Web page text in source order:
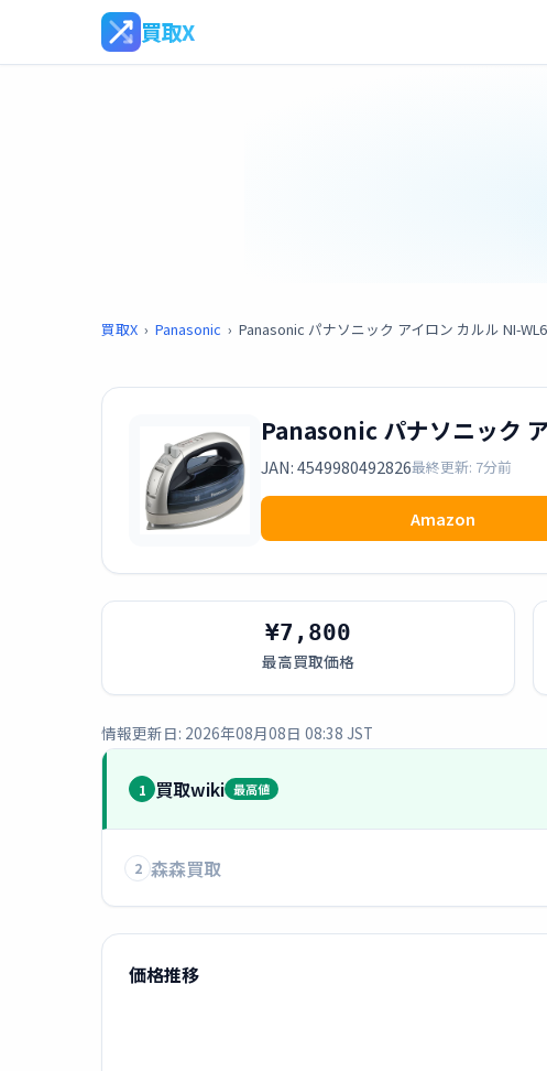
買取X
買取X › Panasonic › Panasonic パナソニック アイロン カルル NI-
Panasonic パナソニック
JAN: 4549980492826最終更新: 7分前
Amazon
¥7,800
最高買取価格
情報更新日: 2026年08月08日 08:38 JST
1 買取wiki 最高値
2 森森買取
価格推移